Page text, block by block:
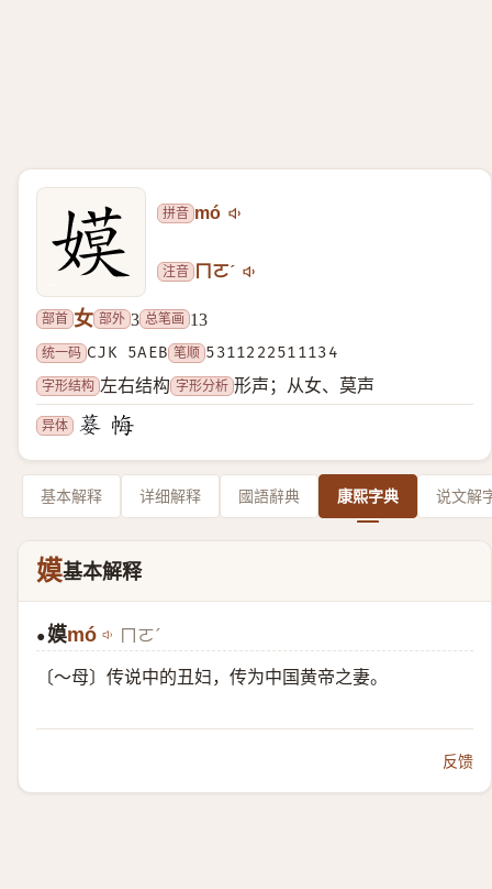
拼音 mó
注音 ㄇㄛˊ
部首 女 部外 3 总笔画 13
统一码 CJK 5AEB 笔顺 5311222511134
字形结构 左右结构 字形分析 形声；从女、莫声
异体
基本解释 详细解释 國語辭典 康熙字典 说文解
嫫基本解释
●嫫mó ㄇㄛˊ
〔～母〕传说中的丑妇，传为中国黄帝之妻。
反馈